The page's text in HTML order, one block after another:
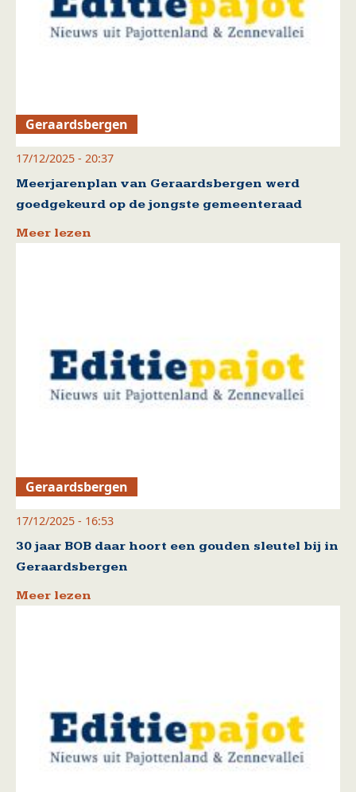
Geraardsbergen
17/12/2025 - 20:37
Meerjarenplan van Geraardsbergen werd
goedgekeurd op de jongste gemeenteraad
Meer lezen
Geraardsbergen
17/12/2025 - 16:53
30 jaar BOB daar hoort een gouden sleutel bij in
Geraardsbergen
Meer lezen